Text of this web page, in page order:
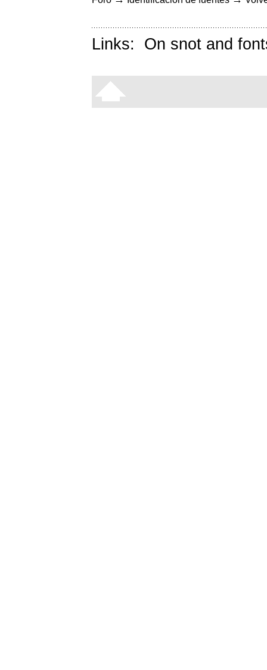
Links: On snot and